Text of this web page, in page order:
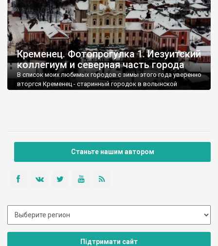
Кременец. Фотопрогулка 1. Иезуитский
коллегиум и северная часть города
В список моих любимых городов с зимы этого года уверенно
вторгся Кременец - старинный городок в волынской
памятников, большинство из которых видно с центральной
расположение в извилистой долине посреди Кременецких
Станьте нашим автором
Підтримати сайт